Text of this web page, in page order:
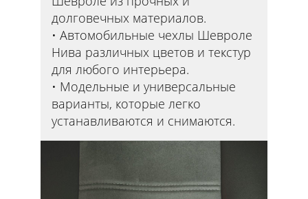
долговечных материалов.
Автомобильные чехлы Шевроле
Нива различных цветов и текстур
для любого интерьера.
Модельные и универсальные
варианты, которые легко
устанавливаются и снимаются.